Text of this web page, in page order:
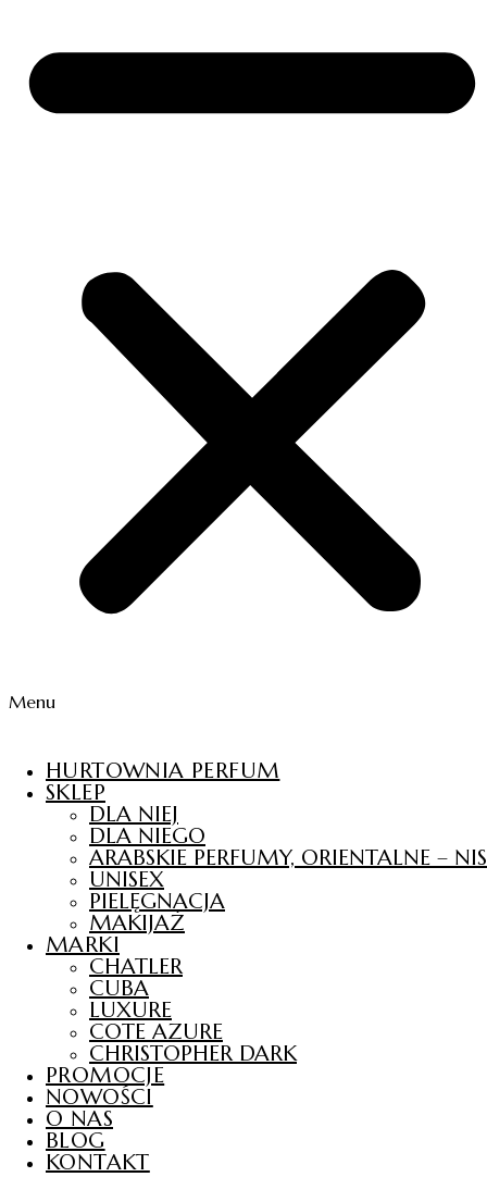
Menu
HURTOWNIA PERFUM
SKLEP
DLA NIEJ
DLA NIEGO
ARABSKIE PERFUMY, ORIENTALNE –
UNISEX
PIELĘGNACJA
MAKIJAŻ
MARKI
CHATLER
CUBA
LUXURE
COTE AZURE
CHRISTOPHER DARK
PROMOCJE
NOWOŚCI
O NAS
BLOG
KONTAKT